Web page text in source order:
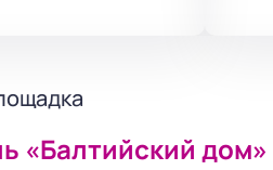
«Балтийский дом»